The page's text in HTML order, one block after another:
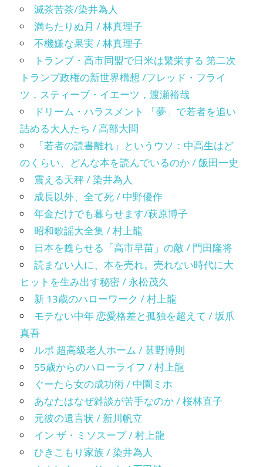
滅茶苦茶/染井為人
満ちたりぬ月 / 林真理子
不機嫌な果実 / 林真理子
トランプ・高市同盟で日米は繁栄する 第二次
トランプ政権の新世界構想 /フレッド・フライ
ツ，スティーブ・イエーツ，渡瀬裕哉
ドリーム・ハラスメント 「夢」で若者を追い
詰める大人たち / 高部大問
「若者の読書離れ」というウソ：中高生はど
のくらい、どんな本を読んでいるのか / 飯田一史
震える天秤 / 染井為人
成長以外、全て死 / 中野優作
年金だけでも暮らせます/萩原博子
昭和歌謡大全集 / 村上龍
日本を甦らせる「高市早苗」の敵 / 門田隆将
読まない人に、本を売れ。売れない時代に大
ヒットを生み出す秘密 / 永松茂久
新 13歳のハローワーク / 村上龍
モテない中年 恋愛格差と孤独を超えて / 坂爪
真吾
ルポ 超高級老人ホーム / 甚野博則
55歳からのハローライフ / 村上龍
ぐーたら女の成功術 / 中園ミホ
あなたはなぜ雑談が苦手なのか / 桜林直子
元彼の遺言状 / 新川帆立
イン ザ・ミソスープ / 村上龍
ひきこもり家族 / 染井為人